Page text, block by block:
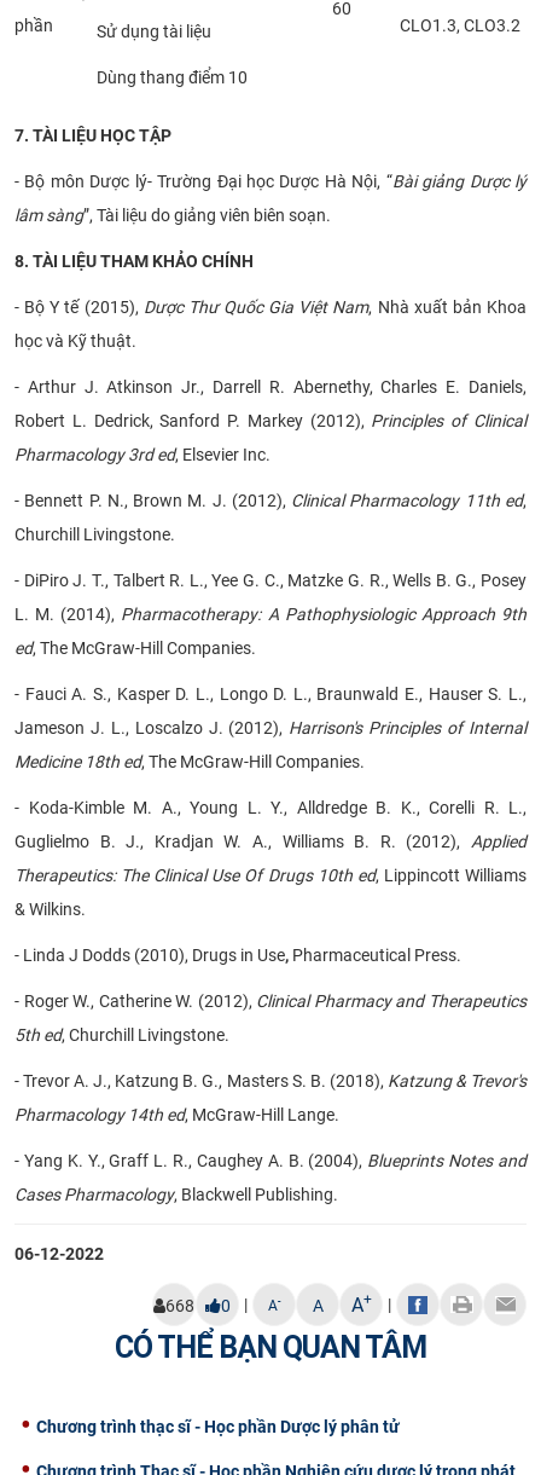
phần
Sử dụng tài liệu
Dùng thang điểm 10
60
CLO1.3, CLO3.2
7. TÀI LIỆU HỌC TẬP
- Bộ môn Dược lý- Trường Đại học Dược Hà Nội, “Bài giảng Dược lý
lâm sàng”, Tài liệu do giảng viên biên soạn.
8. TÀI LIỆU THAM KHẢO CHÍNH
- Bộ Y tế (2015), Dược Thư Quốc Gia Việt Nam, Nhà xuất bản Khoa
học và Kỹ thuật.
- Arthur J. Atkinson Jr., Darrell R. Abernethy, Charles E. Daniels,
Robert L. Dedrick, Sanford P. Markey (2012), Principles of Clinical
Pharmacology3rd ed, Elsevier Inc.
- Bennett P. N., Brown M. J. (2012), Clinical Pharmacology11th ed,
Churchill Livingstone.
- DiPiro J. T., Talbert R. L., Yee G. C., Matzke G. R., Wells B. G., Posey
L. M. (2014), Pharmacotherapy: A Pathophysiologic Approach9th
ed, The McGraw-Hill Companies.
- Fauci A. S., Kasper D. L., Longo D. L., Braunwald E., Hauser S. L.,
Jameson J. L., Loscalzo J. (2012), Harrison's Principles of Internal
Medicine18th ed, The McGraw-Hill Companies.
- Koda-Kimble M. A., Young L. Y., Alldredge B. K., Corelli R. L.,
Guglielmo B. J., Kradjan W. A., Williams B. R. (2012), Applied
Therapeutics: The Clinical Use Of Drugs10th ed, Lippincott Williams
& Wilkins.
- Linda J Dodds (2010), Drugs in Use, Pharmaceutical Press.
- Roger W., Catherine W. (2012), Clinical Pharmacy and Therapeutics
5th ed, Churchill Livingstone.
- Trevor A. J., Katzung B. G., Masters S. B. (2018), Katzung & Trevor's
Pharmacology 14th ed, McGraw-Hill Lange.
- Yang K. Y., Graff L. R., Caughey A. B. (2004), Blueprints Notes and
Cases Pharmacology, Blackwell Publishing.
06-12-2022
668 0 | A- A A+ |
CÓ THỂ BẠN QUAN TÂM
Chương trình thạc sĩ - Học phần Dược lý phân tử
Chương trình Thạc sĩ - Học phần Nghiên cứu dược lý trong phát